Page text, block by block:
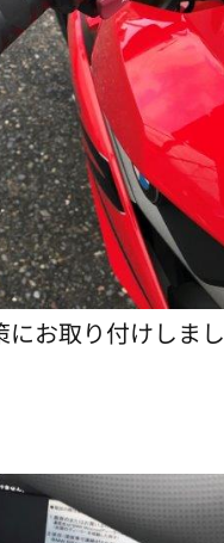
お取り付けしま